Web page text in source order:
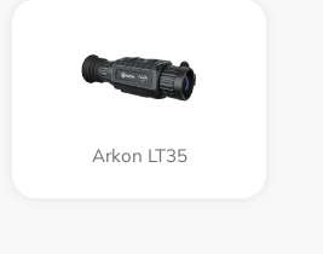
Arkon LT35